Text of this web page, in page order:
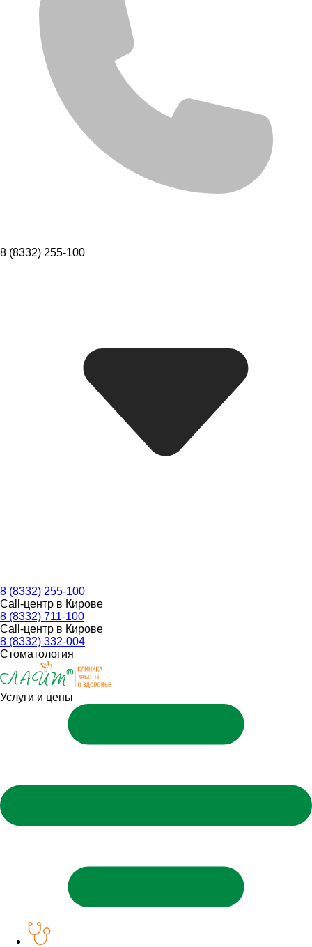
8 (8332) 255-100
8 (8332) 255-100
Call-центр в Кирове
8 (8332) 711-100
Call-центр в Кирове
8 (8332) 332-004
Стоматология
Услуги и цены